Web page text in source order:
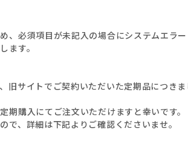
、必須項目が未記入の場合にシステムエラー
ます。
旧サイトでご契約いただいた定期品につき
購入にてご注文いただけますと幸いです。
で、詳細は下記よりご確認くださいませ。